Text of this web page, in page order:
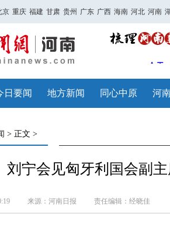
京 重庆 福建 甘肃 贵州 广东 广西 海南 河北 河南
日要闻 地方新闻 同心中原 河
> 正文 >
刘宁会见匈牙利国会副
来源：河南日报 责任编辑：经晓佳